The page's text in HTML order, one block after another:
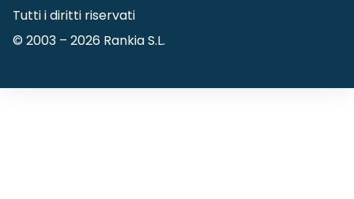
Tutti i diritti riservati
© 2003 – 2026 Rankia S.L.